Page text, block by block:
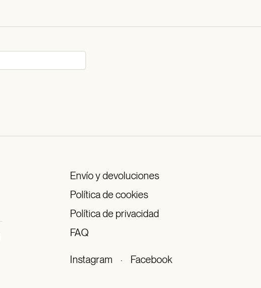
Envío y devoluciones
Política de cookies
Política de privacidad
FAQ
Instagram · Facebook